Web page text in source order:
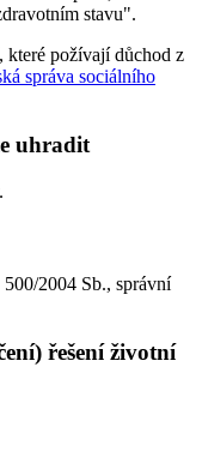
stavu".
které požívají důchod z
správa sociálního
uhradit
2004 Sb., správní
řešení životní